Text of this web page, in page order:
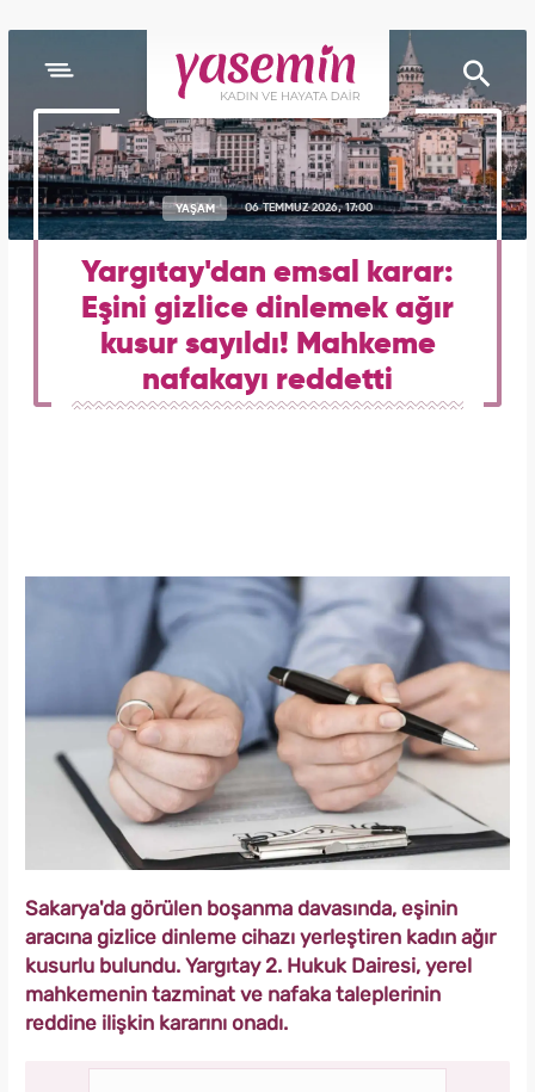
YAŞAM 06 TEMMUZ 2026, 17:00
Yargıtay'dan emsal karar:
Eşini gizlice dinlemek ağır
kusur sayıldı! Mahkeme
nafakayı reddetti
Sakarya'da görülen boşanma davasında, eşinin
aracına gizlice dinleme cihazı yerleştiren kadın ağır
kusurlu bulundu. Yargıtay 2. Hukuk Dairesi, yerel
mahkemenin tazminat ve nafaka taleplerinin
reddine ilişkin kararını onadı.